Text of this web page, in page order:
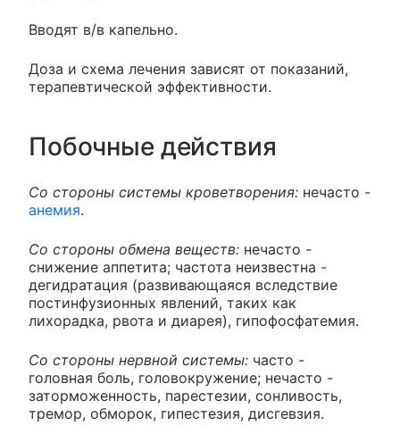
Вводят в/в капельно.
Доза и схема лечения зависят от показаний,
терапевтической эффективности.
Побочные действия
Со стороны системы кроветворения: нечасто -
анемия.
Со стороны обмена веществ: нечасто -
снижение аппетита; частота неизвестна -
дегидратация (развивающаяся вследствие
постинфузионных явлений, таких как
лихорадка, рвота и диарея), гипофосфатемия.
Со стороны нервной системы: часто -
головная боль, головокружение; нечасто -
заторможенность, парестезии, сонливость,
тремор, обморок, гипестезия, дисгевзия.